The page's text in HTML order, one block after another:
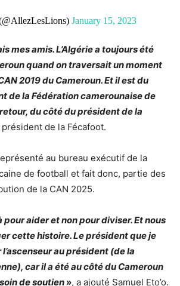
January 15, 2023
mes amis. L’Algérie a toujours été
quand on traversait un moment
2019 du Cameroun. Et il est du
de la Fédération camerounaise de
du côté du président de la
de la Fécafoot.
au bureau exécutif de la
de football et fait donc, partie des
de la CAN 2025.
aider et non pour diviser. Et nous
cette histoire. Le président que je
au président (de la
car il a été au côté du Cameroun
de soutien », a ajouté Samuel Eto’o.